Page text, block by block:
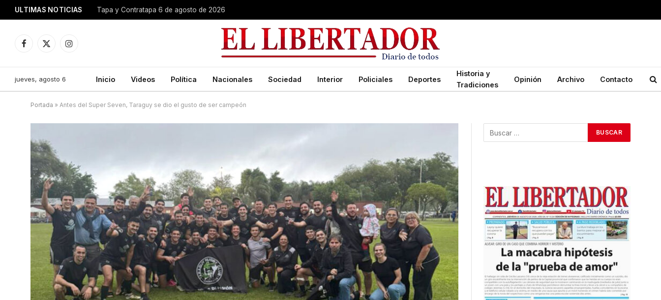
ULTIMAS NOTICIAS Tapa y Contratapa 6 de agosto de 2026
Facebook
X
Instagram
jueves, agosto 6 Inicio Videos Política Nacionales Sociedad Interior Policiales Deportes
Historia y
Tradiciones
Opinión Archivo Contacto
Portada » Antes del Super Seven, Taraguy se dio el gusto de ser campeón